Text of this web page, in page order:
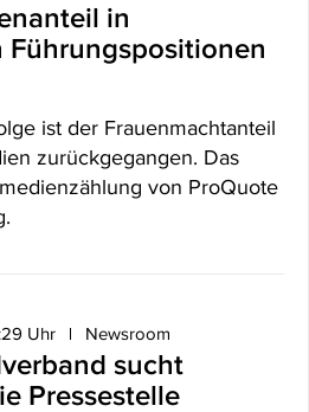
in
Führungspositionen
ist der Frauenmachtanteil
zurückgegangen. Das
von ProQuote
Uhr Newsroom
sucht
Pressestelle